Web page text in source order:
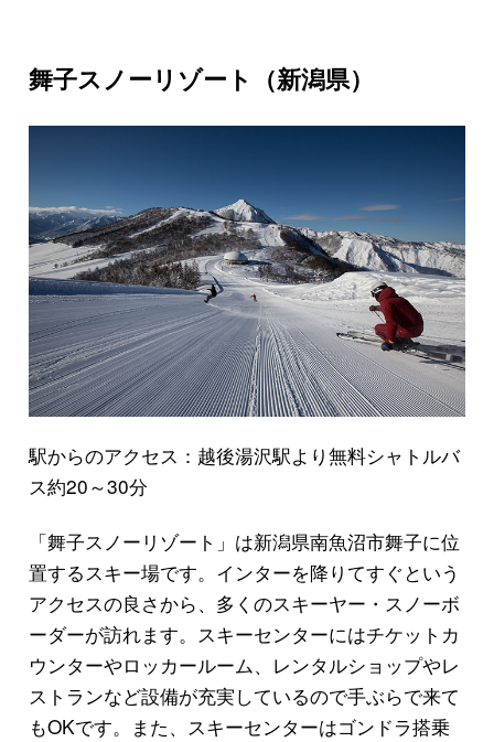
舞子スノーリゾート（新潟県）
駅からのアクセス：越後湯沢駅より無料シャトルバ
ス約20～30分
「舞子スノーリゾート」は新潟県南魚沼市舞子に位
置するスキー場です。インターを降りてすぐという
アクセスの良さから、多くのスキーヤー・スノーボ
ーダーが訪れます。スキーセンターにはチケットカ
ウンターやロッカールーム、レンタルショップやレ
ストランなど設備が充実しているので手ぶらで来て
もOKです。また、スキーセンターはゴンドラ搭乗